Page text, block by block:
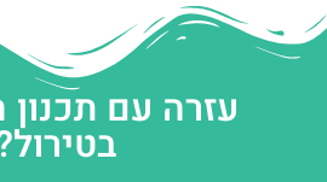
עזרה עם